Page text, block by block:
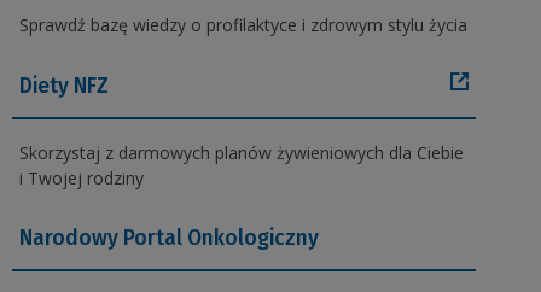
Sprawdź bazę wiedzy o profilaktyce i zdrowym stylu życia
Diety NFZ
Skorzystaj z darmowych planów żywieniowych dla Ciebie
i Twojej rodziny
Narodowy Portal Onkologiczny